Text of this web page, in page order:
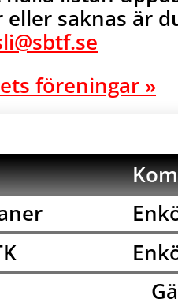
saknas är
föreningar »